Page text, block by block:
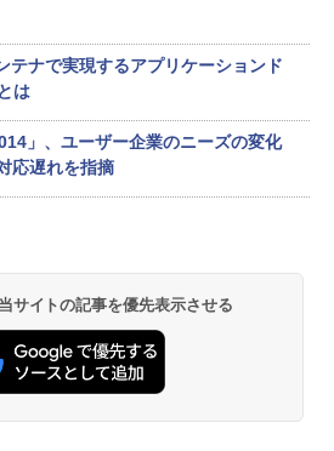
テナで実現するアプリケーションド
は
」、ユーザー企業のニーズの変化
応遅れを指摘
サイトの記事を優先表示させる